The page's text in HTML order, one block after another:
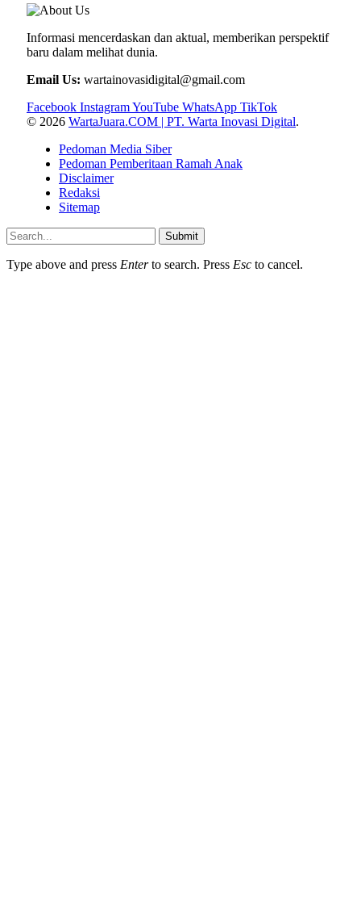
Informasi mencerdaskan dan aktual, memberikan perspektif
baru dalam melihat dunia.
Email Us: wartainovasidigital@gmail.com
Facebook InstagramYouTube WhatsApp TikTok
© 2026 WartaJuara.COM | PT. Warta Inovasi Digital.
Pedoman Media Siber
Pedoman Pemberitaan Ramah Anak
Disclaimer
Redaksi
Sitemap
Submit
Type above and press Enterto search. Press Esc to cancel.